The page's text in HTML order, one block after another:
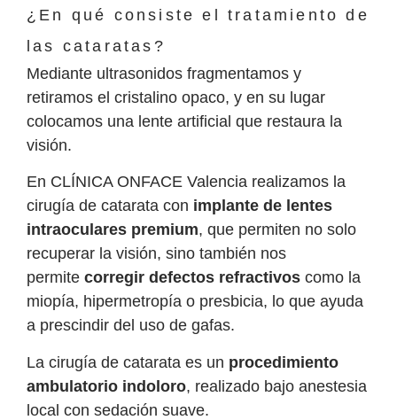
¿En qué consiste el tratamiento de
las cataratas?
Mediante ultrasonidos fragmentamos y
retiramos el cristalino opaco, y en su lugar
colocamos una lente artificial que restaura la
visión.
En CLÍNICA ONFACE Valencia realizamos la
cirugía de catarata con implante de lentes
intraoculares premium, que permiten no solo
recuperar la visión, sino también nos
permite corregir defectos refractivos como la
miopía, hipermetropía o presbicia, lo que ayuda
a prescindir del uso de gafas.
La cirugía de catarata es un procedimiento
ambulatorio indoloro, realizado bajo anestesia
local con sedación suave.